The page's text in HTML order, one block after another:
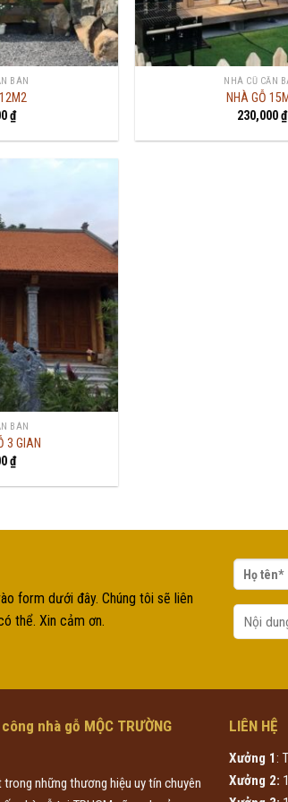
BÁN
₫
NHÀ CŨ CẦN
NHÀ GỖ
230,000₫
BÁN
3 GIAN
₫
form dưới đây. Chúng tôi sẽ liên
thể. Xin cảm ơn.
nhà gỗ MỘC TRƯỜNG
trong những thương hiệu uy tín chuyên
LIÊN HỆ
Xưởng 1:
Xưởng 2: